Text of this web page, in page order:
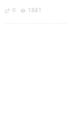
0 1881